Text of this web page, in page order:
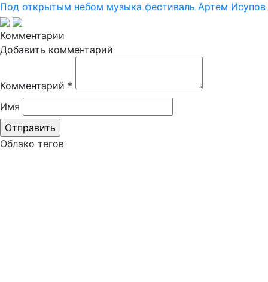
Под открытым небом музыка фестиваль Артем Исупов
Комментарии
Добавить комментарий
Комментарий *
Имя
Облако тегов